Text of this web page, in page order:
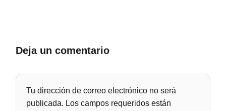
Deja un comentario
Tu dirección de correo electrónico no será
publicada. Los campos requeridos están